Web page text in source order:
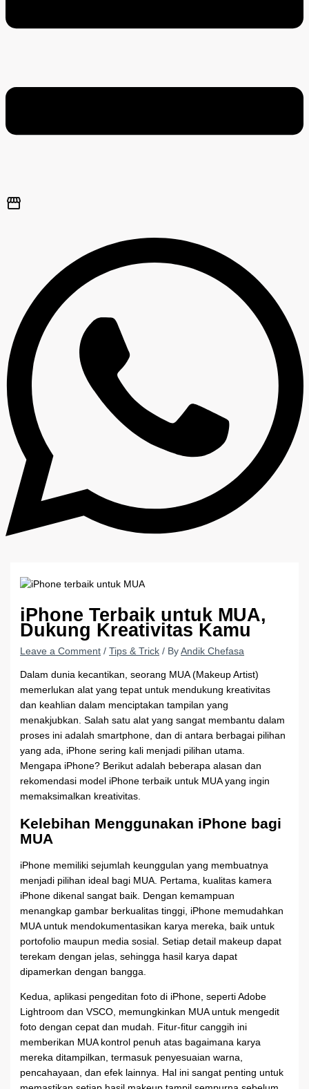
iPhone Terbaik untuk MUA,
Dukung Kreativitas Kamu
Leave a Comment /Tips & Trick / ByAndik Chefasa
Dalam dunia kecantikan, seorang MUA (Makeup Artist)
memerlukan alat yang tepat untuk mendukung kreativitas
dan keahlian dalam menciptakan tampilan yang
menakjubkan. Salah satu alat yang sangat membantu dalam
proses ini adalah smartphone, dan di antara berbagai pilihan
yang ada, iPhone sering kali menjadi pilihan utama.
Mengapa iPhone? Berikut adalah beberapa alasan dan
rekomendasi model iPhone terbaik untuk MUA yang ingin
memaksimalkan kreativitas.
Kelebihan Menggunakan iPhone bagi
MUA
iPhone memiliki sejumlah keunggulan yang membuatnya
menjadi pilihan ideal bagi MUA. Pertama, kualitas kamera
iPhone dikenal sangat baik. Dengan kemampuan
menangkap gambar berkualitas tinggi, iPhone memudahkan
MUA untuk mendokumentasikan karya mereka, baik untuk
portofolio maupun media sosial. Setiap detail makeup dapat
terekam dengan jelas, sehingga hasil karya dapat
dipamerkan dengan bangga.
Kedua, aplikasi pengeditan foto di iPhone, seperti Adobe
Lightroom dan VSCO, memungkinkan MUA untuk mengedit
foto dengan cepat dan mudah. Fitur-fitur canggih ini
memberikan MUA kontrol penuh atas bagaimana karya
mereka ditampilkan, termasuk penyesuaian warna,
pencahayaan, dan efek lainnya. Hal ini sangat penting untuk